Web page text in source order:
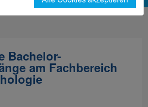
Bachelor-
am Fachbereich